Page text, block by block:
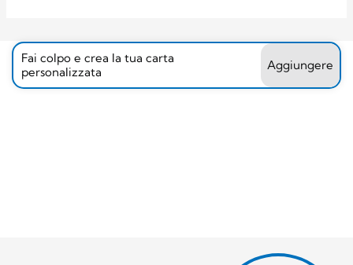
Fai colpo e crea la tua carta
personalizzata
Aggiungere